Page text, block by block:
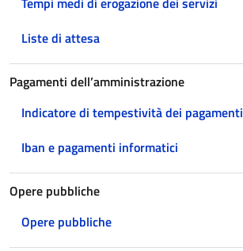
Liste di attesa
Pagamenti dell’amministrazione
Indicatore di tempestività dei pagamenti
Iban e pagamenti informatici
Opere pubbliche
Opere pubbliche